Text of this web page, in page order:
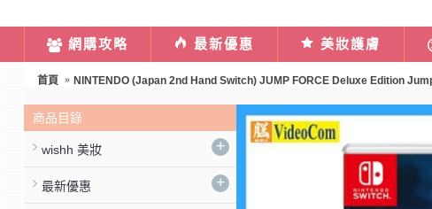
網購攻略 最新優惠 美妝護膚
首頁 NINTENDO (Japan 2nd Hand Switch) JUMP FORCE Deluxe Edition
商品目錄
wishh 美妝 +
最新優惠 +